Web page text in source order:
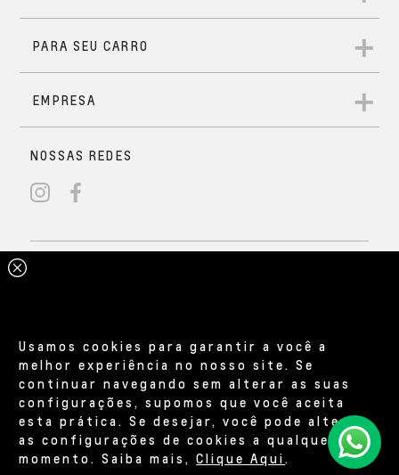
Usamos cookies para garantir a você a
melhor experiência no nosso site. Se
continuar navegando sem alterar as suas
configurações, supomos que você aceita
esta prática. Se desejar, você pode alterar
as configurações de cookies a qualquer
momento. Saiba mais,Clique Aqui.